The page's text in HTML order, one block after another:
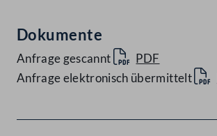
Dokumente
Anfrage gescannt
PDF
Anfrage elektronisch übermittelt